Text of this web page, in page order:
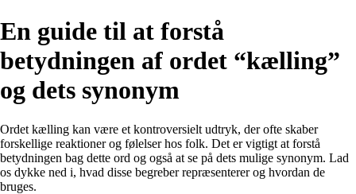
En guide til at forstå
betydningen af ordet “kælling”
og dets synonym
Ordet kælling kan være et kontroversielt udtryk, der ofte skaber
forskellige reaktioner og følelser hos folk. Det er vigtigt at forstå
betydningen bag dette ord og også at se på dets mulige synonym. Lad
os dykke ned i, hvad disse begreber repræsenterer og hvordan de
bruges.